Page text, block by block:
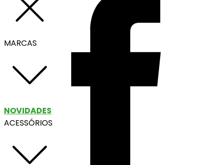
MARCAS
NOVIDADES
ACESSÓRIOS